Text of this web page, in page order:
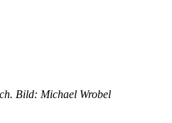
Bild: Michael Wrobel